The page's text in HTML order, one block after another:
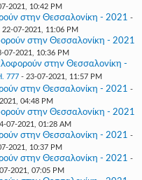
2021, 10:42 PM
στην Θεσσαλονίκη - 2021 -
07-2021, 11:06 PM
στην Θεσσαλονίκη - 2021
07-2021, 10:36 PM
στην Θεσσαλονίκη -
777- 23-07-2021, 11:57 PM
στην Θεσσαλονίκη - 2021 -
04:48 PM
στην Θεσσαλονίκη - 2021
07-2021, 01:28 AM
στην Θεσσαλονίκη - 2021 -
2021, 10:37 PM
στην Θεσσαλονίκη - 2021 -
2021, 07:05 PM